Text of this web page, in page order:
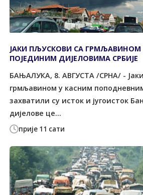
прије 11 сати
ЈАКИ ПЉУСКОВИ СА
ПОЈЕДИНИМ ДИЈЕЛОВИМА СРБИЈЕ
БАЊАЛУКА, 8. АВГУСТА /СРНА/ -
грмљавином у касним
захватили су исток и југоисток
дијелове це...